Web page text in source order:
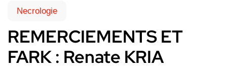
Necrologie
REMERCIEMENTS ET
FARK : Renate KRIA